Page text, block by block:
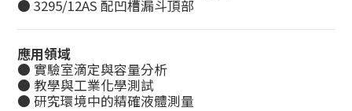
● 3295/12AS 配凹槽漏斗頂部
應用領域
● 實驗室滴定與容量分析
● 教學與工業化學測試
● 研究環境中的精確液體測量